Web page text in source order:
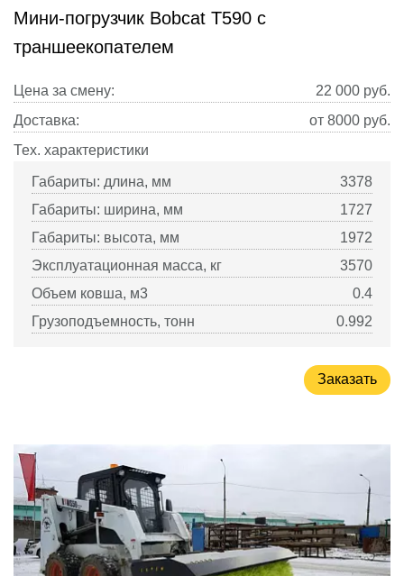
Мини-погрузчик Bobcat T590 с
траншеекопателем
Цена за смену: 22 000 руб.
Доставка:
от 8000 руб.
Тех. характеристики
Габариты: длина, мм
3378
Габариты: ширина, мм
1727
Габариты: высота, мм
1972
Эксплуатационная масса, кг
3570
Объем ковша, м3
0.4
Грузоподъемность, тонн
0.992
Заказать